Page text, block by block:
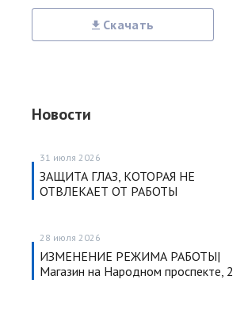
Скачать
Новости
31 июля 2026
ЗАЩИТА ГЛАЗ, КОТОРАЯ НЕ
ОТВЛЕКАЕТ ОТ РАБОТЫ
28 июля 2026
ИЗМЕНЕНИЕ РЕЖИМА РАБОТЫ|
Магазин на Народном проспекте, 2